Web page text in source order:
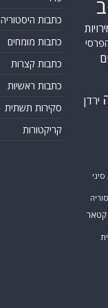
ירדן
סיני
קטאר
כתבות היסטוריה
כתבות מומחים
כתבות קצרות
כתבות ראשיות
סקירות תשתית
קריקטורות